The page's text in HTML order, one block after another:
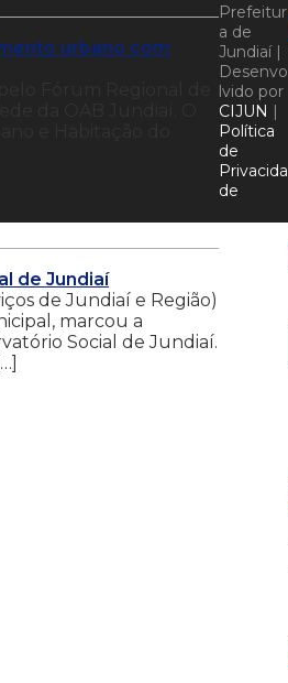
urbano com
de Jundiaí
de Jundiaí e Região)
marcou a
Social de Jundiaí.
Prefeitur
a de
Jundiaí |
Desenvo
lvido por
CIJUN |
Política
de
Privacida
de